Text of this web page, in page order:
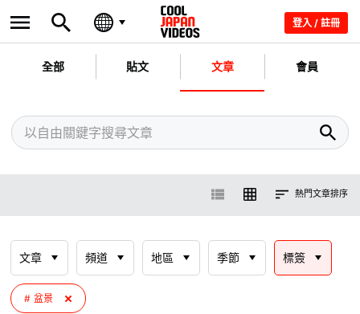
登入 / 註冊
全部 貼文 文章 會員
熱門文章排序
文章 頻道 地區 季節 標簽
盆景